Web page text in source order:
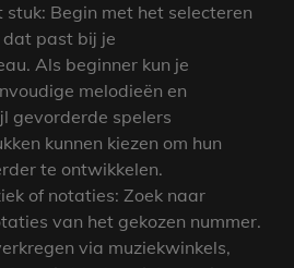
stuk: Begin met het selecteren
dat past bij je
Als beginner kun je
melodieën en
gevorderde spelers
kunnen kiezen om hun
te ontwikkelen.
of notaties: Zoek naar
van het gekozen nummer.
via muziekwinkels,